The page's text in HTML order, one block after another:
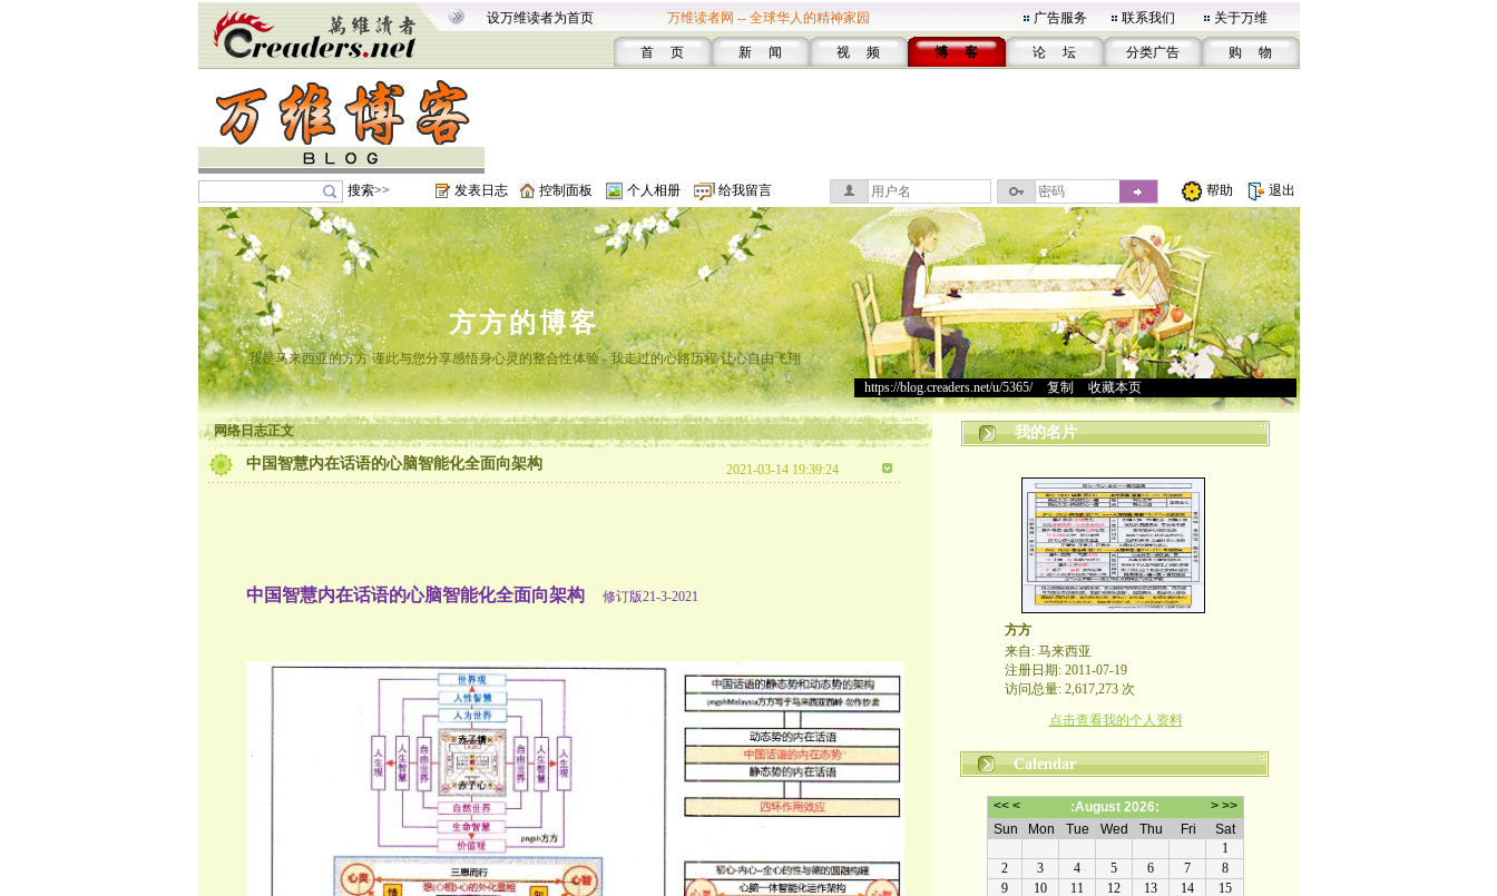
设万维读者为首页 万维读者网 -- 全球华人的精神家园 广告服务 联系我们 关于万维
首 页 新 闻 视 频 博 客 论 坛 分类广告 购 物
搜索>> 发表日志 控制面板 个人相册 给我留言 帮助 退出
方方的博客
我是马来西亚的方方 谨此与您分享感悟身心灵的整合性体验 - 我走过的心路历程 让心自由飞翔
https://blog.creaders.net/u/5365/> 复制 收藏本页
网络日志正文
中国智慧内在话语的心脑智能化全面向架构 2021-03-14 19:39:24
中国智慧内在话语的心脑智能化全面向架构 修订版21-3-2021
我的名片
方方
来自: 马来西亚
注册日期: 2011-07-19
访问总量: 2,617,273 次
点击查看我的个人资料
Calendar